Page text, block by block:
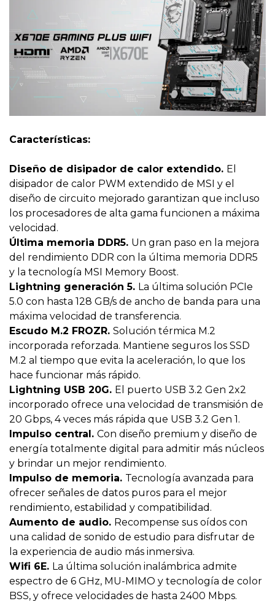
Características:
Diseño de disipador de calor extendido. El
disipador de calor PWM extendido de MSI y el
diseño de circuito mejorado garantizan que incluso
los procesadores de alta gama funcionen a máxima
velocidad.
Última memoria DDR5. Un gran paso en la mejora
del rendimiento DDR con la última memoria DDR5
y la tecnología MSI Memory Boost.
Lightning generación 5. La última solución PCIe
5.0 con hasta 128 GB/s de ancho de banda para una
máxima velocidad de transferencia.
Escudo M.2 FROZR. Solución térmica M.2
incorporada reforzada. Mantiene seguros los SSD
M.2 al tiempo que evita la aceleración, lo que los
hace funcionar más rápido.
Lightning USB 20G. El puerto USB 3.2 Gen 2x2
incorporado ofrece una velocidad de transmisión de
20 Gbps, 4 veces más rápida que USB 3.2 Gen 1.
Impulso central. Con diseño premium y diseño de
energía totalmente digital para admitir más núcleos
y brindar un mejor rendimiento.
Impulso de memoria. Tecnología avanzada para
ofrecer señales de datos puros para el mejor
rendimiento, estabilidad y compatibilidad.
Aumento de audio. Recompense sus oídos con
una calidad de sonido de estudio para disfrutar de
la experiencia de audio más inmersiva.
Wifi 6E. La última solución inalámbrica admite
espectro de 6 GHz, MU-MIMO y tecnología de color
BSS, y ofrece velocidades de hasta 2400 Mbps.